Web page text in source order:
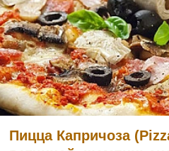
Пицца Капричоза